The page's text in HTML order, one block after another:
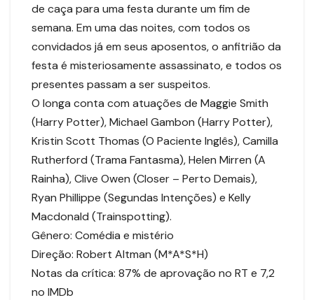
de caça para uma festa durante um fim de
semana. Em uma das noites, com todos os
convidados já em seus aposentos, o anfitrião da
festa é misteriosamente assassinato, e todos os
presentes passam a ser suspeitos.
O longa conta com atuações de Maggie Smith
(Harry Potter), Michael Gambon (Harry Potter),
Kristin Scott Thomas (O Paciente Inglês), Camilla
Rutherford (Trama Fantasma), Helen Mirren (A
Rainha), Clive Owen (Closer – Perto Demais),
Ryan Phillippe (Segundas Intenções) e Kelly
Macdonald (Trainspotting).
Gênero: Comédia e mistério
Direção: Robert Altman (M*A*S*H)
Notas da crítica: 87% de aprovação no RT e 7,2
no IMDb